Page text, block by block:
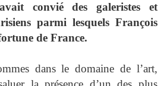
convié des galeristes et
parmi lesquels François
de France.
dans le domaine de l’art,